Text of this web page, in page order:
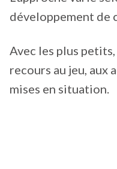
développement de
Avec les plus
recours au jeu, aux
mises en situation.